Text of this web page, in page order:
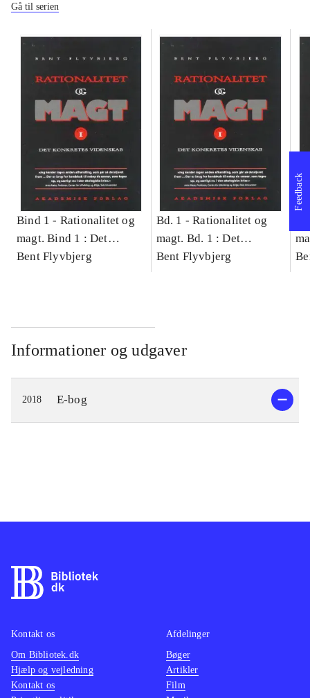
Gå til serien
Bind 1 - Rationalitet og
magt. Bind 1 : Det
konkretes videnskab
Bent Flyvbjerg
Bd. 1 -Rationalitet og
magt. Bd. 1 : Det
konkretes videnskab
Bent Flyvbjerg
Informationer og udgaver
2018 E-bog
Feedback
Kontakt os
Om Bibliotek.dk
Hjælp og vejledning
Kontakt os
Afdelinger
Bøger
Artikler
Film